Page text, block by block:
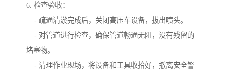
6. 检查验收：
- 疏通清淤完成后，关闭高压车设备，拔出喷头。
- 对管道进行检查，确保管道畅通无阻，没有残留的
堵塞物。
- 清理作业现场，将设备和工具收拾好，撤离安全警